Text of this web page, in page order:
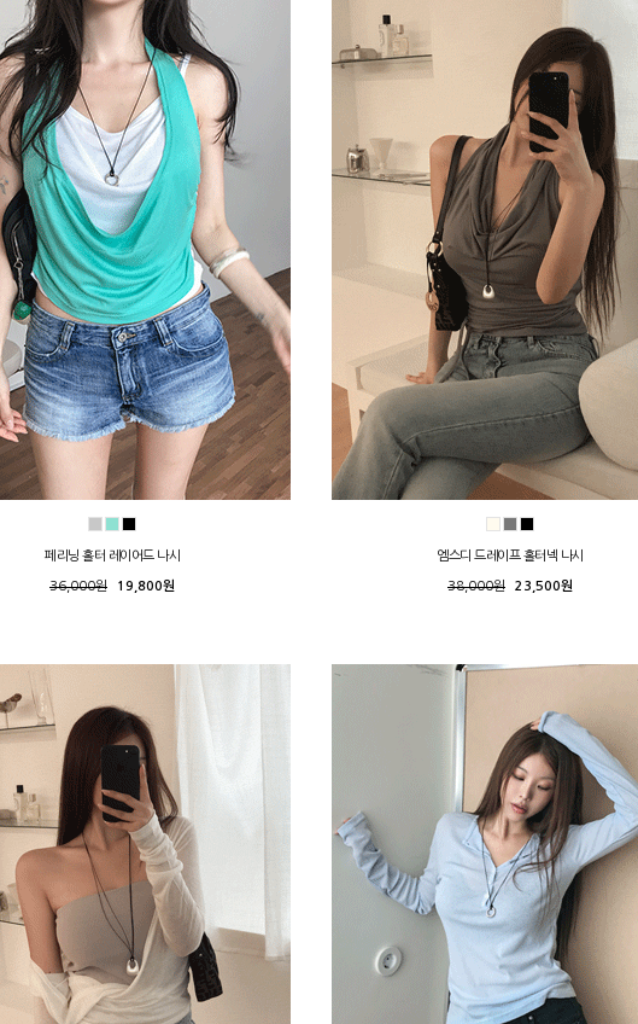
페리닝 홀터 레이어드 나시
36,000원 19,800원
엠스디 드레이프 홀터넥 나시
38,000원 23,500원